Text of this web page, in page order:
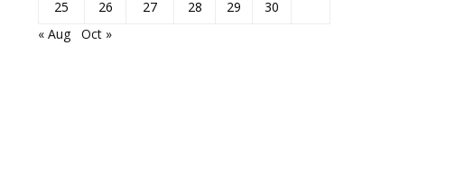
25
26 27 28 29
30
« Aug
Oct »